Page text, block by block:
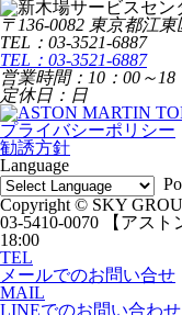
〒136-0082 東京都江
TEL：03-3521-6887
TEL：03-3521-6887
営業時間：10：00～18
定休日：日
プライバシーポリシー
勧誘方針
Language
Copyright © SKY
03-5410-0070
【アス
18:00
TEL
メールでのお問い合せ
MAIL
LINEでのお問い合わせ